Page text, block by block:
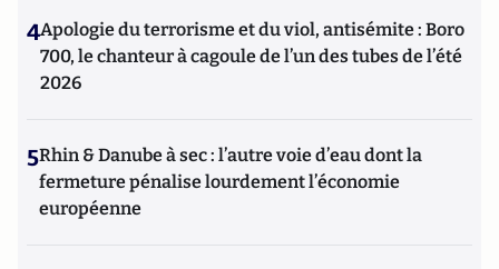
4Apologie du terrorisme et du viol, antisémite : Boro
700, le chanteur à cagoule de l’un des tubes de l’été
2026
5Rhin & Danube à sec : l’autre voie d’eau dont la
fermeture pénalise lourdement l’économie
européenne